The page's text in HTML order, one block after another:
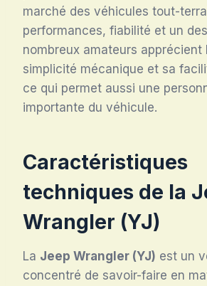
marché des véhicules tout-
performances, fiabilité et un
nombreux amateurs apprécient
simplicité mécanique et sa
ce qui permet aussi une
importante du véhicule.
Caractéristiques
techniques de la
Wrangler (YJ)
La Jeep Wrangler (YJ) est un
concentré de savoir-faire en